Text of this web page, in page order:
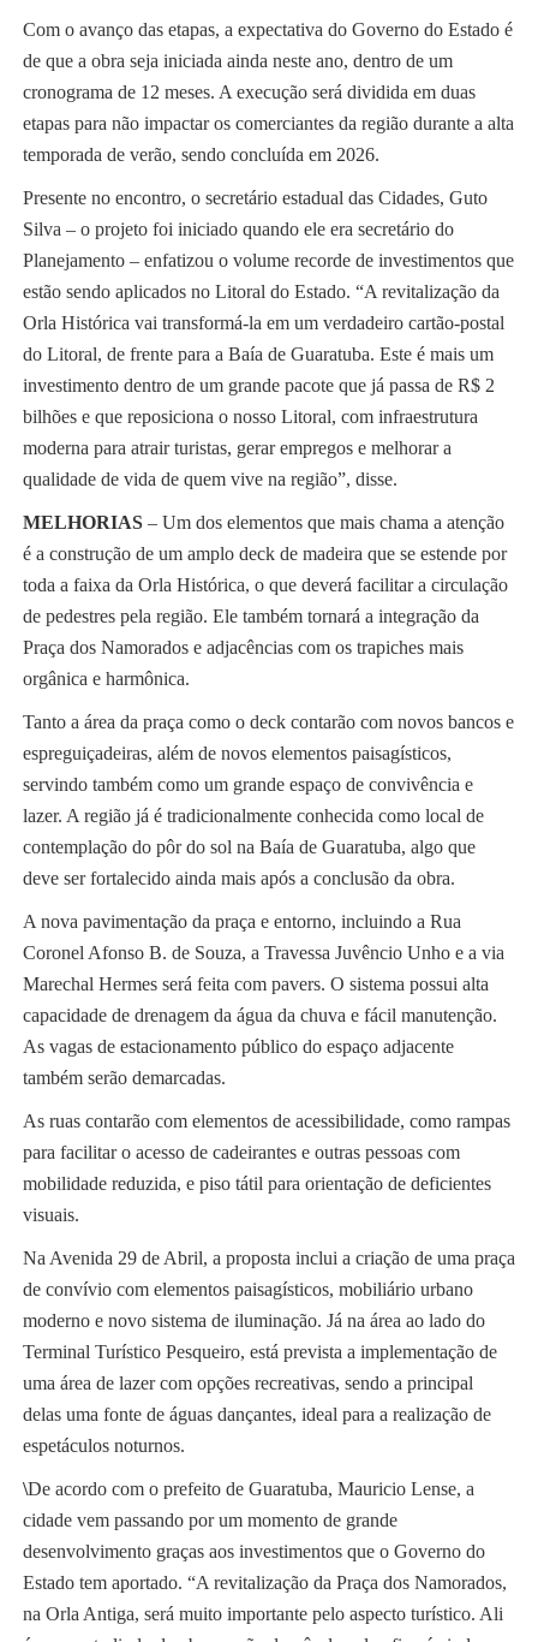
Com o avanço das etapas, a expectativa do Governo do Estado é
de que a obra seja iniciada ainda neste ano, dentro de um
cronograma de 12 meses. A execução será dividida em duas
etapas para não impactar os comerciantes da região durante a alta
temporada de verão, sendo concluída em 2026.
Presente no encontro, o secretário estadual das Cidades, Guto
Silva – o projeto foi iniciado quando ele era secretário do
Planejamento – enfatizou o volume recorde de investimentos que
estão sendo aplicados no Litoral do Estado. “A revitalização da
Orla Histórica vai transformá-la em um verdadeiro cartão-postal
do Litoral, de frente para a Baía de Guaratuba. Este é mais um
investimento dentro de um grande pacote que já passa de R$ 2
bilhões e que reposiciona o nosso Litoral, com infraestrutura
moderna para atrair turistas, gerar empregos e melhorar a
qualidade de vida de quem vive na região”, disse.
MELHORIAS– Um dos elementos que mais chama a atenção
é a construção de um amplo deck de madeira que se estende por
toda a faixa da Orla Histórica, o que deverá facilitar a circulação
de pedestres pela região. Ele também tornará a integração da
Praça dos Namorados e adjacências com os trapiches mais
orgânica e harmônica.
Tanto a área da praça como o deck contarão com novos bancos e
espreguiçadeiras, além de novos elementos paisagísticos,
servindo também como um grande espaço de convivência e
lazer. A região já é tradicionalmente conhecida como local de
contemplação do pôr do sol na Baía de Guaratuba, algo que
deve ser fortalecido ainda mais após a conclusão da obra.
A nova pavimentação da praça e entorno, incluindo a Rua
Coronel Afonso B. de Souza, a Travessa Juvêncio Unho e a via
Marechal Hermes será feita com pavers. O sistema possui alta
capacidade de drenagem da água da chuva e fácil manutenção.
As vagas de estacionamento público do espaço adjacente
também serão demarcadas.
As ruas contarão com elementos de acessibilidade, como rampas
para facilitar o acesso de cadeirantes e outras pessoas com
mobilidade reduzida, e piso tátil para orientação de deficientes
visuais.
Na Avenida 29 de Abril, a proposta inclui a criação de uma praça
de convívio com elementos paisagísticos, mobiliário urbano
moderno e novo sistema de iluminação. Já na área ao lado do
Terminal Turístico Pesqueiro, está prevista a implementação de
uma área de lazer com opções recreativas, sendo a principal
delas uma fonte de águas dançantes, ideal para a realização de
espetáculos noturnos.
\De acordo com o prefeito de Guaratuba, Mauricio Lense, a
cidade vem passando por um momento de grande
desenvolvimento graças aos investimentos que o Governo do
Estado tem aportado. “A revitalização da Praça dos Namorados,
na Orla Antiga, será muito importante pelo aspecto turístico. Ali